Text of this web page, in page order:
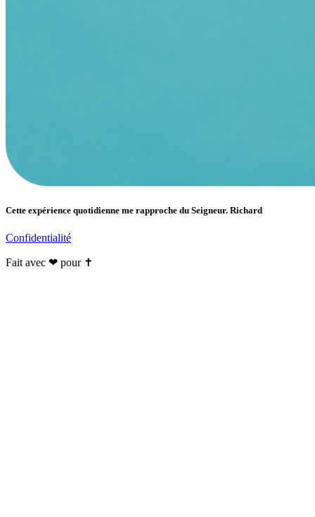
Cette expérience quotidienne me rapproche du Seigneur. Richard
Confidentialité
Fait avec ❤ pour ✝️️